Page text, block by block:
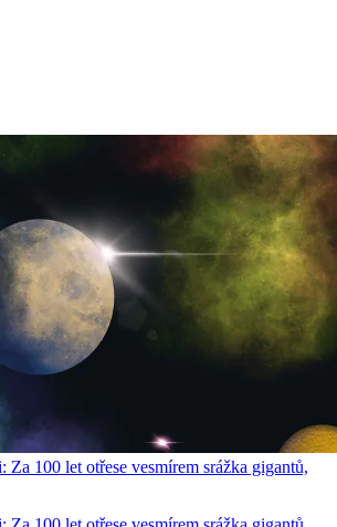
Za 100 let otřese vesmírem srážka gigantů,